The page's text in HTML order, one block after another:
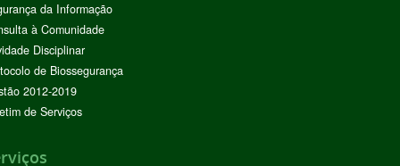
da Informação
à Comunidade
Disciplinar
de Biossegurança
2012-2019
de Serviços